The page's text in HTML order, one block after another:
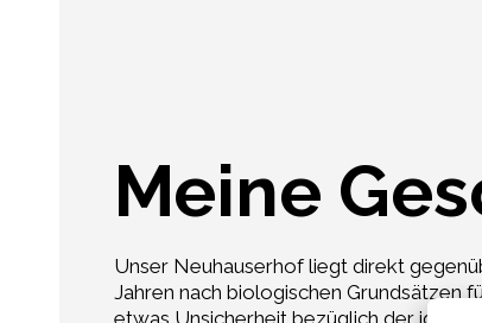
Meine
Unser Neuhauserhof liegt direkt
Jahren nach biologischen Grundsätzen